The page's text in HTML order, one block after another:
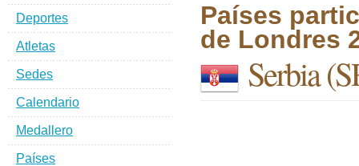
Países
de Londres
Serbia
Deportes
Atletas
Sedes
Calendario
Medallero
Países